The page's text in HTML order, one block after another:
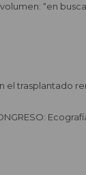
“en
el trasplantado